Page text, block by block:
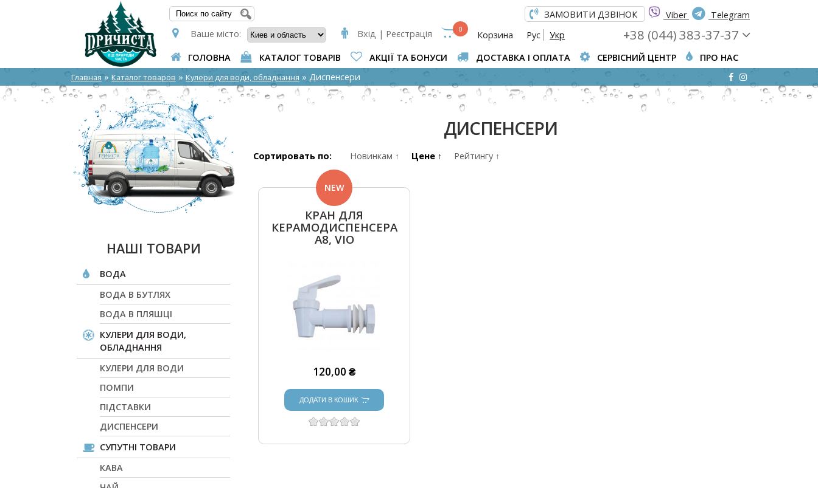
ПОШУКОВА ФОРМА Viber Telegram
ЗАМОВИТИ ДЗВІНОК
Ваше місто:
Вхід | Реєстрація 0
Корзина Рус Укр +38 (044) 383-37-37
ГОЛОВНА КАТАЛОГ ТОВАРІВ АКЦІЇ ТА БОНУСИ ДОСТАВКА І ОПЛАТА СЕРВІСНИЙ ЦЕНТР ПРО НАС
Главная » Каталог товаров » Кулери для води, обладнання » Диспенсери
НАШІ ТОВАРИ
ВОДА
ВОДА В БУТЛЯХ
ВОДА В ПЛЯШЦІ
КУЛЕРИ ДЛЯ ВОДИ,
ОБЛАДНАННЯ
КУЛЕРИ ДЛЯ ВОДИ
ПОМПИ
ПІДСТАВКИ
ДИСПЕНСЕРИ
СУПУТНІ ТОВАРИ
КАВА
ДИСПЕНСЕРИ
Сортировать по: Новинкам ↑ Цене ↑ Рейтингу ↑
КРАН ДЛЯ
КЕРАМОДИСПЕНСЕРА
A8, VIO
NEW
120,00 ₴
ДОДАТИ В КОШИК